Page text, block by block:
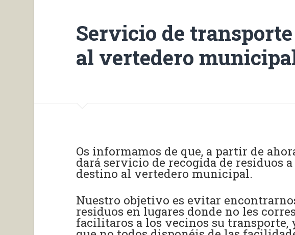
Servicio de
al vertedero
Os informamos de que, a partir de
dará servicio de recogida de residuos
destino al vertedero municipal.
Nuestro objetivo es evitar
residuos en lugares donde no les
facilitaros a los vecinos su transporte,